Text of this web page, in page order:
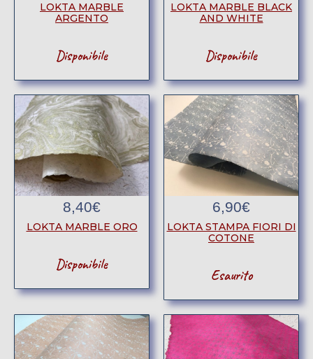
LOKTA MARBLE
ARGENTO
Disponibile
LOKTA MARBLE BLACK
AND WHITE
Disponibile
8,40€
LOKTA MARBLE ORO
Disponibile
6,90€
LOKTA STAMPA FIORI DI
COTONE
Esaurito